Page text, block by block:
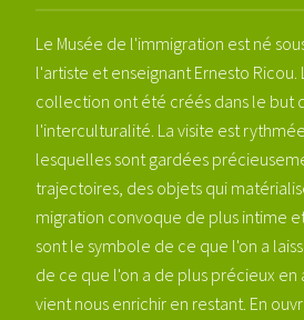
Le Musée de l'immigration est né
l'artiste et enseignant Ernesto Ricou.
collection ont été créés dans le but
l'interculturalité. La visite est
lesquelles sont gardées
trajectoires, des objets qui
migration convoque de plus intime
sont le symbole de ce que l'on a
de ce que l'on a de plus précieux
vient nous enrichir en restant. En